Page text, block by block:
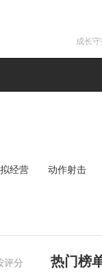
成长
经营 动作射击
评分 热门榜